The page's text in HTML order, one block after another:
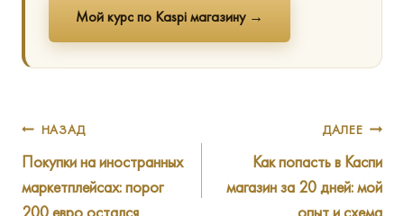
Мой курс по Kaspi магазину →
Навигация
по
записям
НАЗАД
Покупки на иностранных
маркетплейсах: порог
ДАЛЕЕ
Как попасть в Каспи
магазин за 20 дней: мой